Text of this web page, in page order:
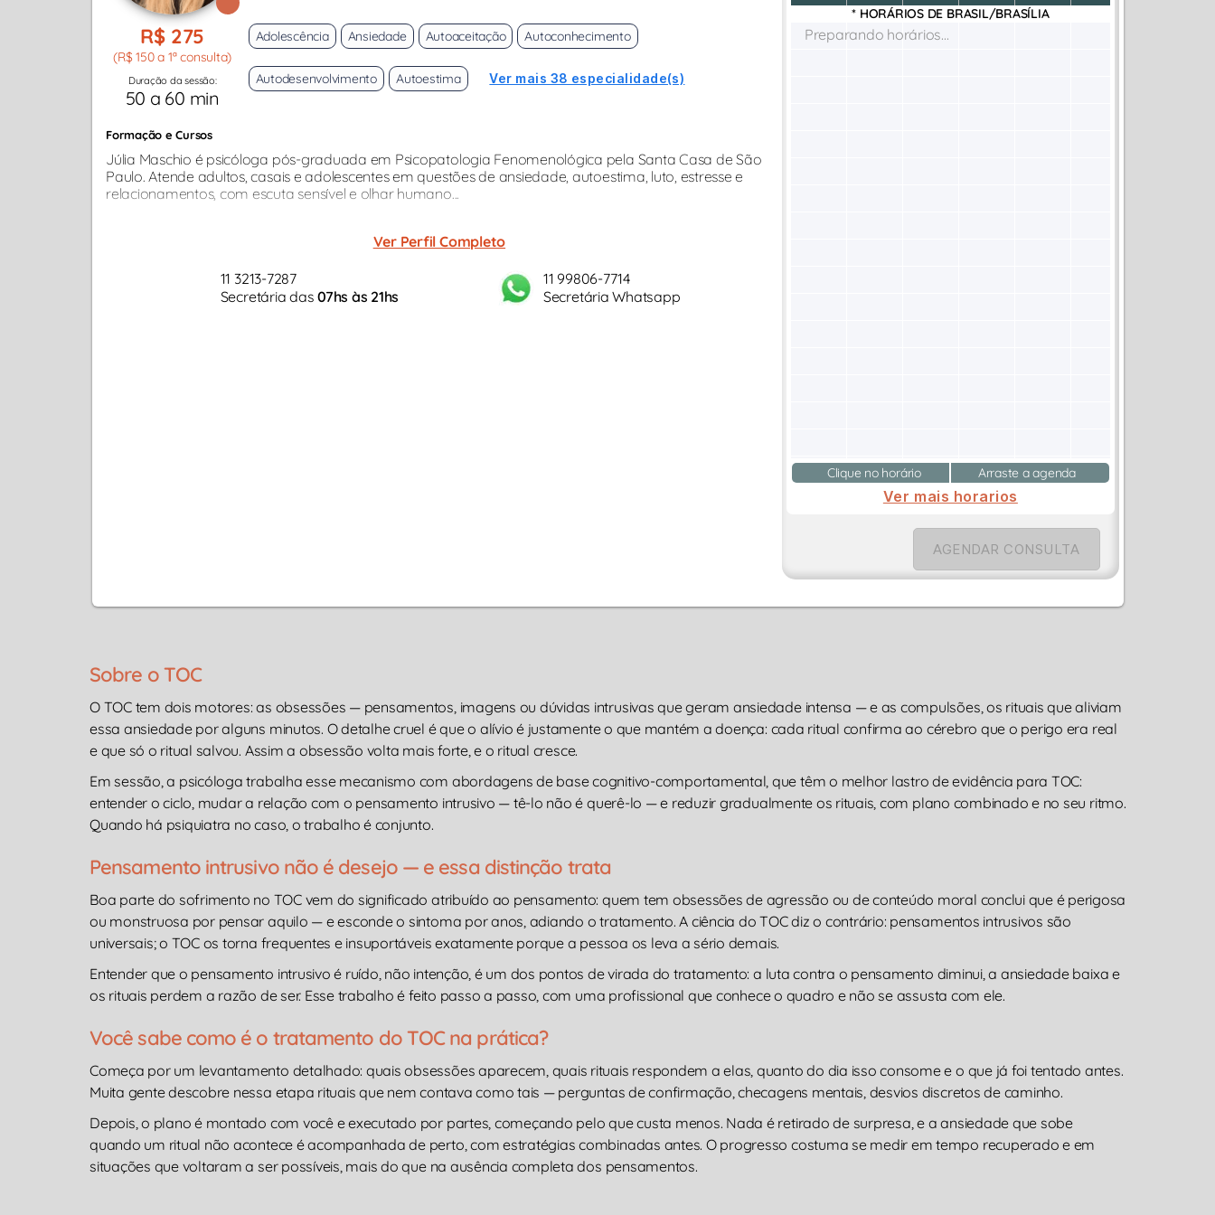
R$ 275
(R$ 150 a 1ª consulta)
Duração da sessão:
50 a 60 min
Adolescência Ansiedade Autoaceitação Autoconhecimento
Autodesenvolvimento Autoestima Ver mais 38 especialidade(s)
Formação e Cursos
Júlia Maschio é psicóloga pós-graduada em Psicopatologia Fenomenológica pela Santa Casa de São
Paulo. Atende adultos, casais e adolescentes em questões de ansiedade, autoestima, luto, estresse e
relacionamentos, com escuta sensível e olhar humano...
Ver Perfil Completo
11 3213-7287
Secretária das07hs às 21hs
11 99806-7714
Secretária Whatsapp
* HORÁRIOS DE BRASIL/BRASÍLIA
Preparando horários...
Clique no horário Arraste a agenda
Ver mais horarios
AGENDAR CONSULTA
Sobre o TOC
O TOC tem dois motores: as obsessões — pensamentos, imagens ou dúvidas intrusivas que geram ansiedade intensa — e as compulsões, os rituais que aliviam
essa ansiedade por alguns minutos. O detalhe cruel é que o alívio é justamente o que mantém a doença: cada ritual confirma ao cérebro que o perigo era real
e que só o ritual salvou. Assim a obsessão volta mais forte, e o ritual cresce.
Em sessão, a psicóloga trabalha esse mecanismo com abordagens de base cognitivo-comportamental, que têm o melhor lastro de evidência para TOC:
entender o ciclo, mudar a relação com o pensamento intrusivo — tê-lo não é querê-lo — e reduzir gradualmente os rituais, com plano combinado e no seu ritmo.
Quando há psiquiatra no caso, o trabalho é conjunto.
Pensamento intrusivo não é desejo — e essa distinção trata
Boa parte do sofrimento no TOC vem do significado atribuído ao pensamento: quem tem obsessões de agressão ou de conteúdo moral conclui que é perigosa
ou monstruosa por pensar aquilo — e esconde o sintoma por anos, adiando o tratamento. A ciência do TOC diz o contrário: pensamentos intrusivos são
universais; o TOC os torna frequentes e insuportáveis exatamente porque a pessoa os leva a sério demais.
Entender que o pensamento intrusivo é ruído, não intenção, é um dos pontos de virada do tratamento: a luta contra o pensamento diminui, a ansiedade baixa e
os rituais perdem a razão de ser. Esse trabalho é feito passo a passo, com uma profissional que conhece o quadro e não se assusta com ele.
Você sabe como é o tratamento do TOC na prática?
Começa por um levantamento detalhado: quais obsessões aparecem, quais rituais respondem a elas, quanto do dia isso consome e o que já foi tentado antes.
Muita gente descobre nessa etapa rituais que nem contava como tais — perguntas de confirmação, checagens mentais, desvios discretos de caminho.
Depois, o plano é montado com você e executado por partes, começando pelo que custa menos. Nada é retirado de surpresa, e a ansiedade que sobe
quando um ritual não acontece é acompanhada de perto, com estratégias combinadas antes. O progresso costuma se medir em tempo recuperado e em
situações que voltaram a ser possíveis, mais do que na ausência completa dos pensamentos.